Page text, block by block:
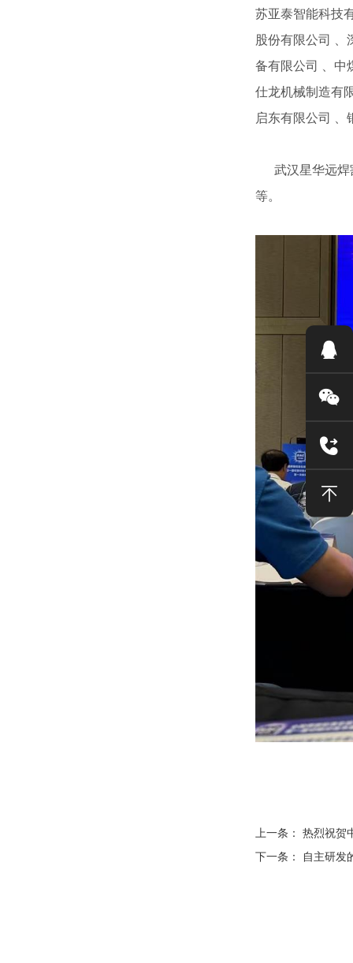
苏亚泰智能科技
股份有限公司
备有限公司 、中
仕龙机械制造有
启东有限公司 、
武汉星华远焊
等。
上一条： 热烈祝贺
下一条：
自主研发